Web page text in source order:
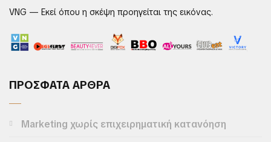
VNG — Εκεί όπου η σκέψη προηγείται της εικόνας.
ΠΡΟΣΦΑΤΑ ΑΡΘΡΑ
Marketing χωρίς επιχειρηματική κατανόηση